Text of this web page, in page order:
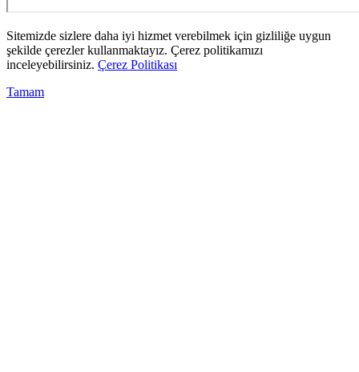
Sitemizde sizlere daha iyi hizmet verebilmek için gizliliğe uygun
şekilde çerezler kullanmaktayız. Çerez politikamızı
inceleyebilirsiniz. Çerez Politikası
Tamam